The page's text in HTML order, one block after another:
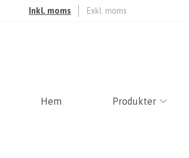
Inkl. moms Exkl. moms
Hem Produkter